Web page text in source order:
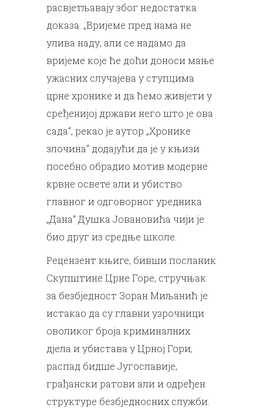
расвјетљавају због недостатка
доказа. „Вријеме пред нама не
улива наду, али се надамо да
вријеме које ће доћи доноси мање
ужасних случајева у ступцима
црне хронике и да ћемо живјети у
сређенијој држави него што је ова
сада“, рекао је аутор „Хронике
злочина“ додајући да је у књизи
посебно обрадио мотив модерне
крвне освете али и убиство
главног и одговорног уредника
„Дана“ Душка Јовановића чији је
био друг из средње школе.
Рецензент књиге, бивши посланик
Скупштине Црне Горе, стручњак
за безбједност Зоран Миљанић је
истакао да су главни узрочници
оволиког броја криминалних
дјела и убистава у Црној Гори,
распад бидше Југославије,
грађански ратови али и одређен
структуре безбједносних служби.